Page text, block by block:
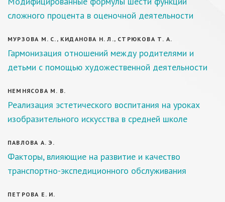
сложного процента в оценочной деятельности
МУРЗОВА М. С., КИДАНОВА Н. Л., СТРЮКОВА Т. А.
Гармонизация отношений между родителями и
детьми с помощью художественной деятельности
НЕМНЯСОВА М. В.
Реализация эстетического воспитания на уроках
изобразительного искусства в средней школе
ПАВЛОВА А. Э.
Факторы, влияющие на развитие и качество
транспортно-экспедиционного обслуживания
ПЕТРОВА Е. И.